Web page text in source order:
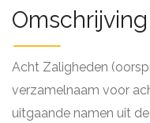
Omschrijving
Acht Zaligheden
verzamelnaam voor
uitgaande namen uit